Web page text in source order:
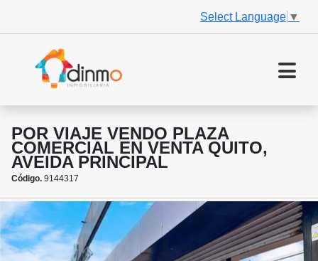
Select Language ▼
POR VIAJE VENDO PLAZA
COMERCIAL EN VENTA QUITO,
AVEIDA PRINCIPAL
Código. 9144317